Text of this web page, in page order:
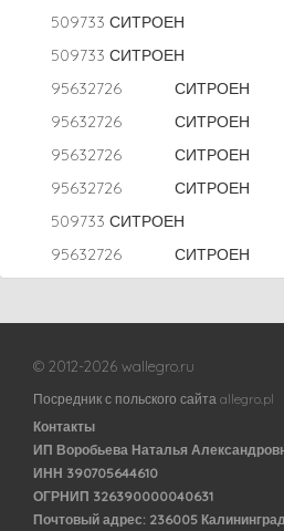
509733 СИТРОЕН
509733 СИТРОЕН
95632726 СИТРОЕН
95632726 СИТРОЕН
95632726 СИТРОЕН
95632726 СИТРОЕН
509733 СИТРОЕН
95632726 СИТРОЕН
© 2012-2026 wallegro.ru
Посредник с польского сайта allegro.pl
Контакты
ИП Воробьева Наталья
ИНН 390705644610
ОГРНИП 326390000040631
Почтовый адрес: 236005